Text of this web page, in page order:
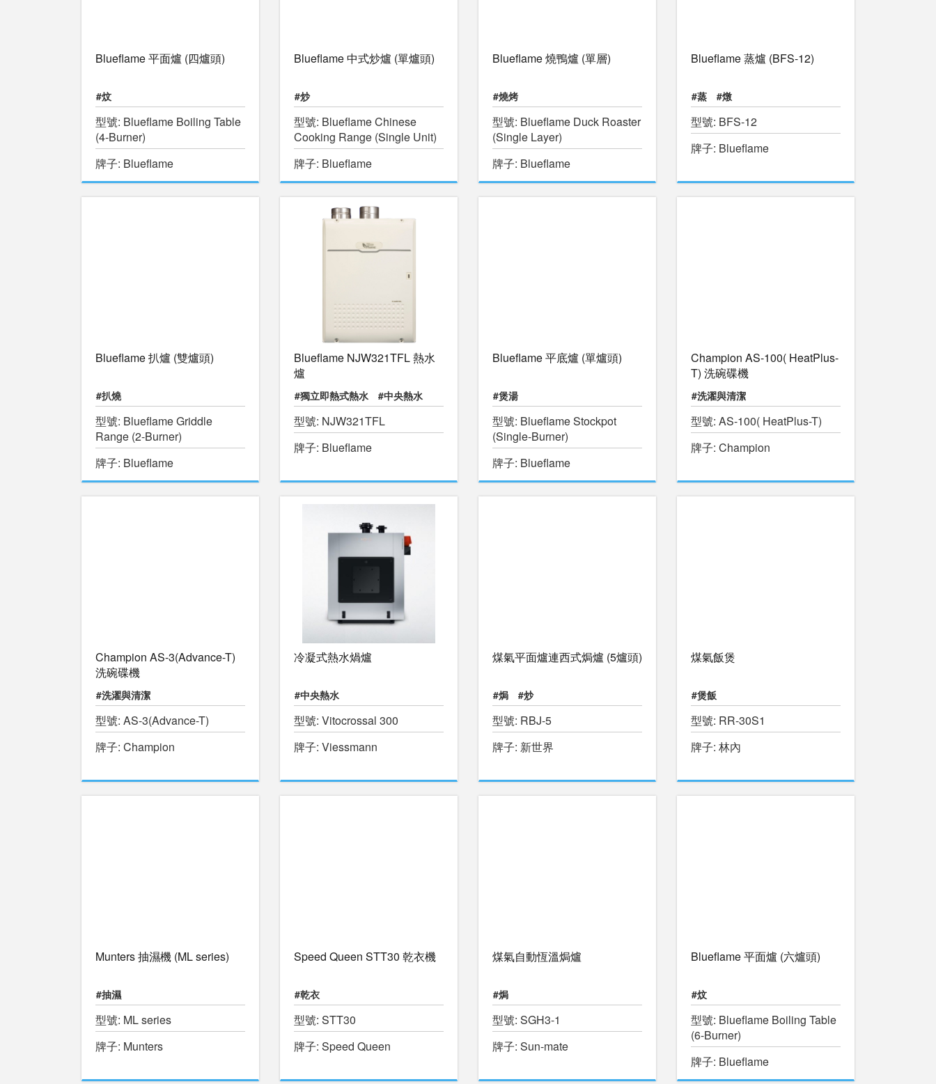
Blueflame 平面爐 (四爐頭)
#炆
型號: Blueflame Boiling Table
(4-Burner)
牌子: Blueflame
Blueflame 中式炒爐 (單爐頭)
#炒
型號: Blueflame Chinese
Cooking Range (Single Unit)
牌子: Blueflame
Blueflame 燒鴨爐 (單層)
#燒烤
型號: Blueflame Duck Roaster
(Single Layer)
牌子: Blueflame
Blueflame 蒸爐 (BFS-12)
#蒸 #燉
型號: BFS-12
牌子: Blueflame
Blueflame 扒爐 (雙爐頭)
#扒燒
型號: Blueflame Griddle
Range (2-Burner)
牌子: Blueflame
Blueflame NJW321TFL 熱水
爐
#獨立即熱式熱水
#中央熱水
#暖水游泳池
#物理治療池
型號: NJW321TFL
牌子: Blueflame
Blueflame 平底爐 (單爐頭)
#煲湯
型號: Blueflame Stockpot
(Single-Burner)
牌子: Blueflame
Champion AS-100( HeatPlus-
T) 洗碗碟機
#洗濯與清潔
型號: AS-100( HeatPlus-T)
牌子: Champion
Champion AS-3(Advance-T)
洗碗碟機
#洗濯與清潔
型號: AS-3(Advance-T)
牌子: Champion
冷凝式熱水煱爐
#中央熱水
型號: Vitocrossal 300
牌子: Viessmann
煤氣平面爐連西式焗爐 (5爐頭)
#焗 #炒
型號: RBJ-5
牌子: 新世界
煤氣飯煲
#煲飯
型號: RR-30S1
牌子: 林內
Munters 抽濕機 (ML series)
#抽濕
型號: ML series
牌子: Munters
Speed Queen STT30 乾衣機
#乾衣
型號: STT30
牌子: Speed Queen
煤氣自動恆溫焗爐
#焗
型號: SGH3-1
牌子: Sun-mate
Blueflame 平面爐 (六爐頭)
#炆
型號: Blueflame Boiling Table
(6-Burner)
牌子: Blueflame